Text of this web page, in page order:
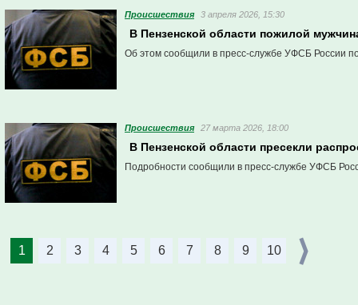
Проиcшествия 3 апреля 2026, 15:30
В Пензенской области пожилой
Об этом сообщили в пресс-службе УФСБ России
Проиcшествия 27 марта 2026, 18:00
В Пензенской области пресекли
Подробности сообщили в пресс-службе УФСБ
1 2 3 4 5 6 7 8 9 10